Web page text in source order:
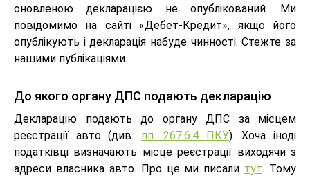
оновленою декларацією не опублікований. Ми
повідомимо на сайті «Дебет-Кредит», якщо його
опублікують і декларація набуде чинності. Стежте за
нашими публікаціями.
До якого органу ДПС подають декларацію
Декларацію подають до органу ДПС за місцем
реєстрації авто (див. пп. 267.6.4 ПКУ). Хоча іноді
податківці визначають місце реєстрації виходячи з
адреси власника авто. Про це ми писали тут. Тому